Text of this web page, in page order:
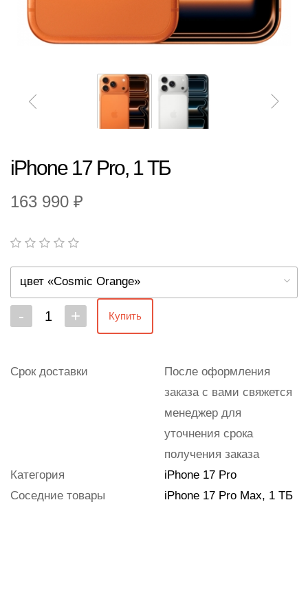
iPhone 17 Pro, 1 ТБ
163 990 ₽
цвет «Cosmic Orange»
- + Купить
Срок доставки
После оформления
заказа с вами свяжется
менеджер для
уточнения срока
получения заказа
Категория
iPhone 17 Pro
Соседние товары
iPhone 17 Pro Max, 1 ТБ